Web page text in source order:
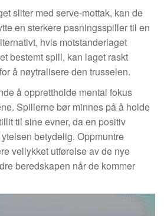
sliter med serve-mottak, kan de
en sterkere pasningsspiller til en
hvis motstanderlaget
bestemt spill, kan laget raskt
å nøytralisere den trusselen.
å opprettholde mental fokus
Spillerne bør minnes på å holde
til sine evner, da en positiv
betydelig. Oppmuntre
vellykket utførelse av de nye
beredskapen når de kommer